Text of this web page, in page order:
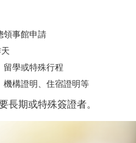
領事館申請
留學或特殊行程
機構證明、住宿證明等
長期或特殊簽證者。